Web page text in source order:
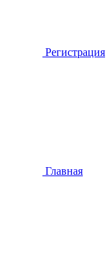
Регистрация
Главная